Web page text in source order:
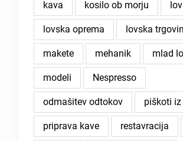
kava kosilo ob morju lov
lovska oprema lovska
makete mehanik mlad
modeli Nespresso
odmašitev odtokov piškoti iz
priprava kave restavracija